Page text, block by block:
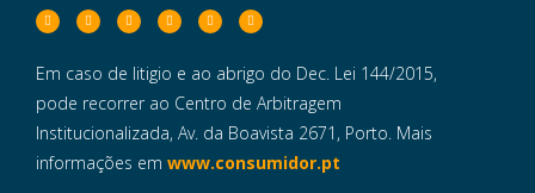
Em caso de litigio e ao abrigo do Dec. Lei 144/2015,
pode recorrer ao Centro de Arbitragem
Institucionalizada, Av. da Boavista 2671, Porto. Mais
informações em www.consumidor.pt